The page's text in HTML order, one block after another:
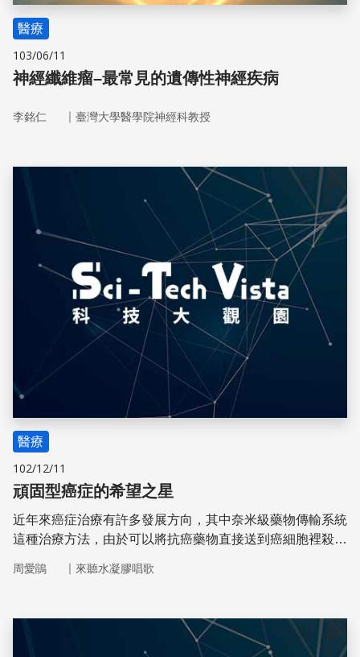
醫療
103/06/11
神經纖維瘤–最常見的遺傳性神經疾病
李銘仁 ｜ 臺灣大學醫學院神經科教授
儲存
醫療
102/12/11
頑固型癌症的希望之星
近年來癌症治療有許多發展方向，其中奈米級藥物傳輸系統
這種治療方法，由於可以將抗癌藥物直接送到癌細胞裡殺死
目
周愛鵑 ｜ 來聽水凝膠唱歌
儲存